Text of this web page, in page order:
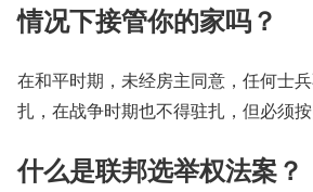
情况下接管你的家吗？
在和平时期，未经房主同意，任何士
扎，在战争时期也不得驻扎，但必须按
什么是联邦选举权法案？